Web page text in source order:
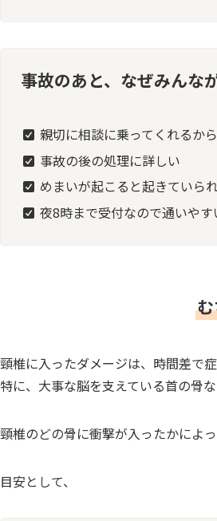
事故のあと、なぜみんな
親切に相談に乗ってくれるから
事故の後の処理に詳しい
めまいが起こると起きていら
夜8時まで受付なので通いやす
頸椎に入ったダメージは、時間差で
特に、大事な脳を支えている首の骨
頸椎のどの骨に衝撃が入ったかによ
目安として、